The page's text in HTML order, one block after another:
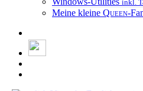
inkl.
Meine kleine Queen-